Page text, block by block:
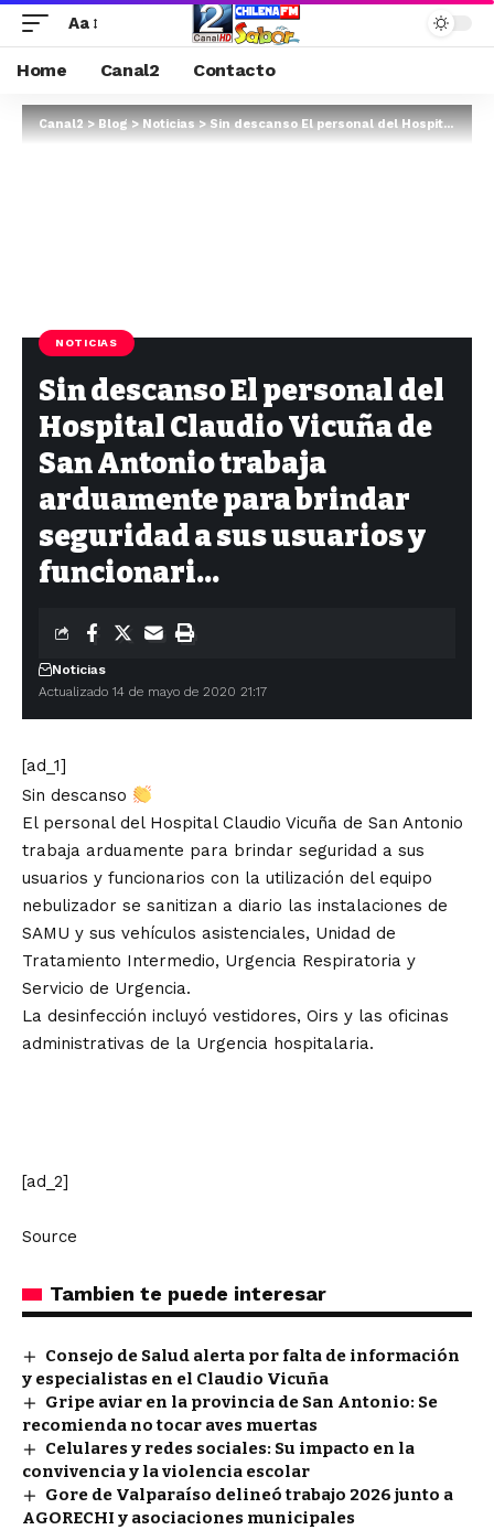
Aa
Home Canal2 Contacto
Canal2>Blog>Noticias>Sin descanso El personal del Hospital Claudio Vicuña de San Antonio trabaja arduamente para brindar seguridad a sus usuarios y funcionari…
NOTICIAS
Sin descanso El personal del
Hospital Claudio Vicuña de
San Antonio trabaja
arduamente para brindar
seguridad a sus usuarios y
funcionari…
Actualizado 14 de mayo de 2020 21:17
Noticias
[ad_1]
Sin descanso
El personal del Hospital Claudio Vicuña de San Antonio
trabaja arduamente para brindar seguridad a sus
usuarios y funcionarios con la utilización del equipo
nebulizador se sanitizan a diario las instalaciones de
SAMU y sus vehículos asistenciales, Unidad de
Tratamiento Intermedio, Urgencia Respiratoria y
Servicio de Urgencia.
La desinfección incluyó vestidores, Oirs y las oficinas
administrativas de la Urgencia hospitalaria.
[ad_2]
Source
Tambien te puede interesar
Consejo de Salud alerta por falta de información
y especialistas en el Claudio Vicuña
Gripe aviar en la provincia de San Antonio: Se
recomienda no tocar aves muertas
Celulares y redes sociales: Su impacto en la
convivencia y la violencia escolar
Gore de Valparaíso delineó trabajo 2026 junto a
AGORECHI y asociaciones municipales